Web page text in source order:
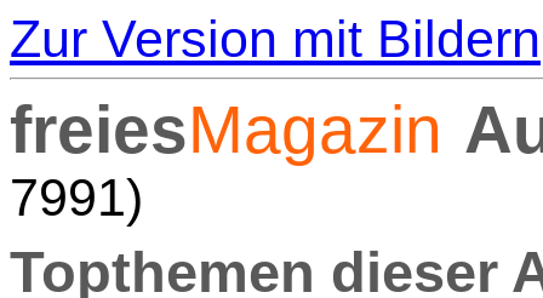
Zur Version mit Bildern
freiesMagazin
7991)
Topthemen dieser